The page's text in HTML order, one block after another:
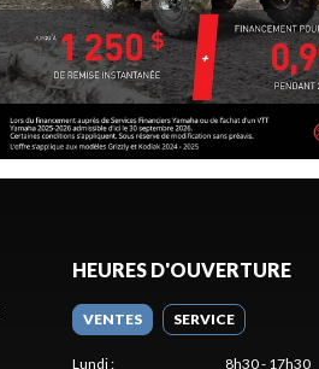
HEURES D'OUVERTURE
VENTES SERVICE
Lundi: 8h30 - 17h30